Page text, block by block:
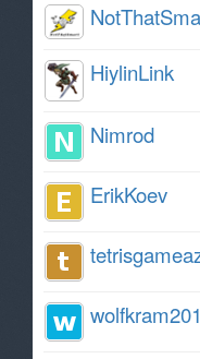
HiylinLink
Nimrod
ErikKoev